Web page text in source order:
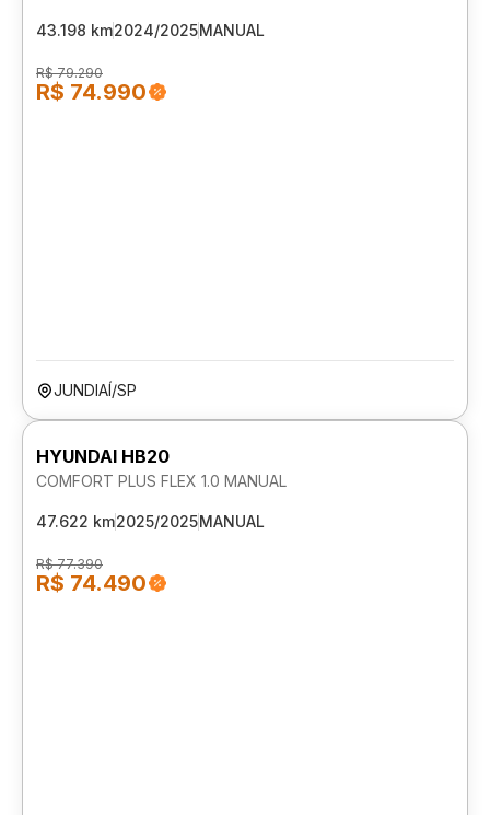
43.198 km2024/2025MANUAL
R$ 79.290
R$ 74.990
JUNDIAÍ/SP
HYUNDAI HB20
COMFORT PLUS FLEX 1.0 MANUAL
47.622 km2025/2025MANUAL
R$ 77.390
R$ 74.490